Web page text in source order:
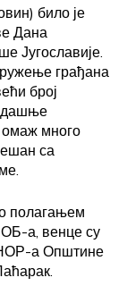
било је
Дана
Југославије.
грађана
број
омаж много
са
полагањем
а, венце су
а Општине